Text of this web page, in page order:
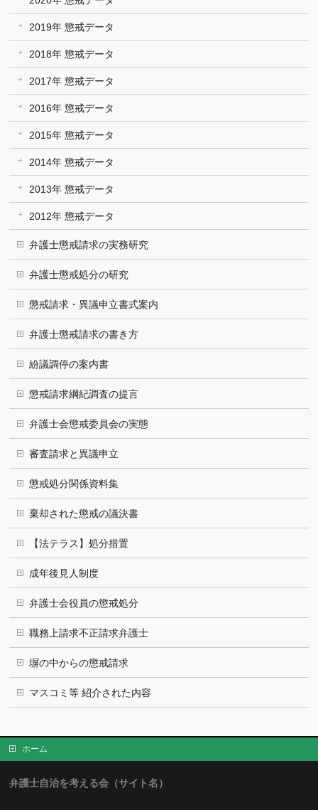
2019年 懲戒データ
2018年 懲戒データ
2017年 懲戒データ
2016年 懲戒データ
2015年 懲戒データ
2014年 懲戒データ
2013年 懲戒データ
2012年 懲戒データ
弁護士懲戒請求の実務研究
弁護士懲戒処分の研究
懲戒請求・異議申立書式案内
弁護士懲戒請求の書き方
紛議調停の案内書
懲戒請求綱紀調査の提言
弁護士会懲戒委員会の実態
審査請求と異議申立
懲戒処分関係資料集
棄却された懲戒の議決書
【法テラス】処分措置
成年後見人制度
弁護士会役員の懲戒処分
職務上請求不正請求弁護士
塀の中からの懲戒請求
マスコミ等 紹介された内容
ホーム
弁護士自治を考える会（サイト名）